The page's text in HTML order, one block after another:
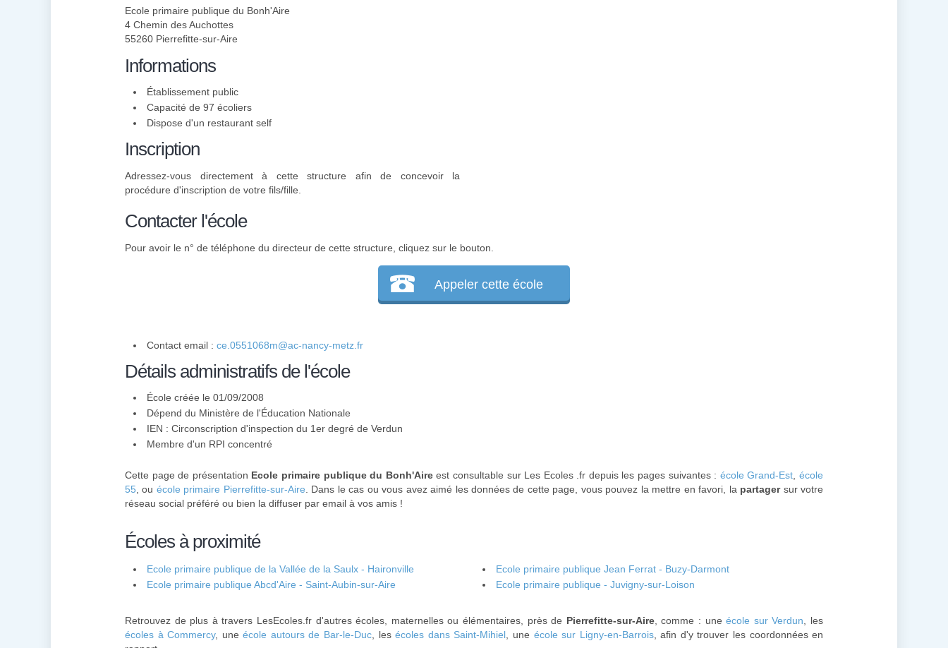
Ecole primaire publique du Bonh'Aire
4 Chemin des Auchottes
55260 Pierrefitte-sur-Aire
Informations
Établissement public
Capacité de 97 écoliers
Dispose d'un restaurant self
Inscription
Adressez-vous directement à cette structure afin de concevoir la
procédure d'inscription de votre fils/fille.
Contacter l'école
Pour avoir le n° de téléphone du directeur de cette structure, cliquez sur le bouton.
Appeler cette école
Contact email : ce.0551068m@ac-nancy-metz.fr
Détails administratifs de l'école
École créée le 01/09/2008
Dépend du Ministère de l'Éducation Nationale
IEN : Circonscription d'inspection du 1er degré de Verdun
Membre d'un RPI concentré
Cette page de présentation Ecole primaire publique du Bonh'Aireest consultable sur Les Ecoles .fr depuis les pages suivantes : école Grand-Est ,école
55 , ou école primaire Pierrefitte-sur-Aire . Dans le cas ou vous avez aimé les données de cette page, vous pouvez la mettre en favori, la partagersur votre
réseau social préféré ou bien la diffuser par email à vos amis !
Écoles à proximité
Ecole primaire publique de la Vallée de la Saulx - Haironville
Ecole primaire publique Jean Ferrat - Buzy-Darmont
Ecole primaire publique Abcd'Aire - Saint-Aubin-sur-Aire
Ecole primaire publique - Juvigny-sur-Loison
Retrouvez de plus à travers LesEcoles.fr d'autres écoles, maternelles ou élémentaires, près de Pierrefitte-sur-Aire, comme : uneécole sur Verdun , les
écoles à Commercy, uneécole autours de Bar-le-Duc , lesécoles dans Saint-Mihiel , une école sur Ligny-en-Barrois, afin d'y trouver les coordonnées en